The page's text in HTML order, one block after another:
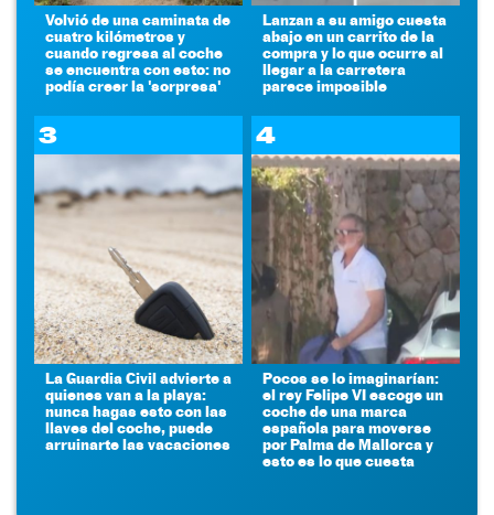
Volvió de una caminata de
cuatro kilómetros y
cuando regresa al coche
se encuentra con esto: no
podía creer la 'sorpresa'
Lanzan a su amigo cuesta
abajo en un carrito de la
compra y lo que ocurre al
llegar a la carretera
parece imposible
3
La Guardia Civil advierte a
quienes van a la playa:
nunca hagas esto con las
llaves del coche, puede
arruinarte las vacaciones
4
Pocos se lo imaginarían:
el rey Felipe VI escoge un
coche de una marca
española para moverse
por Palma de Mallorca y
esto es lo que cuesta